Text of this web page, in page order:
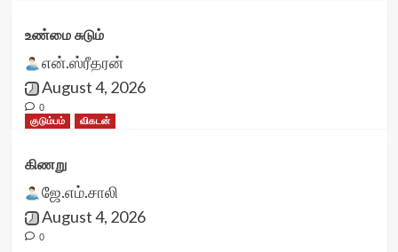
உண்மை சுடும்
என்.ஸ்ரீதரன்
August 4, 2026
0
குடும்பம்
விகடன்
கிணறு
ஜே.எம்.சாலி
August 4, 2026
0